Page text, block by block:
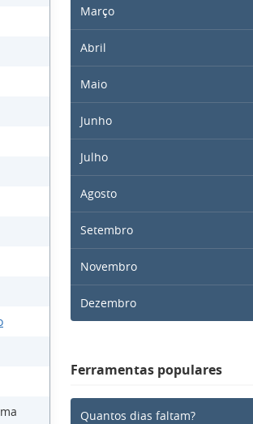
Março
Abril
Maio
Junho
Julho
Agosto
Setembro
Novembro
Dezembro
Ferramentas populares
Quantos dias faltam?